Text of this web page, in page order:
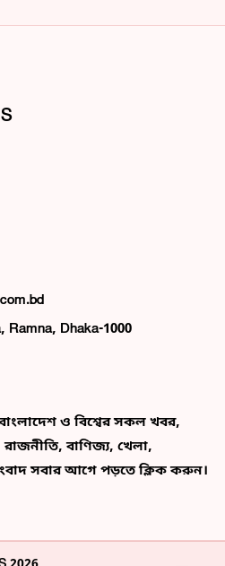
Ramna, Dhaka-1000
ও বিশ্বের সকল খবর,
বাণিজ্য, খেলা,
সবার আগে পড়তে ক্লিক করুন।